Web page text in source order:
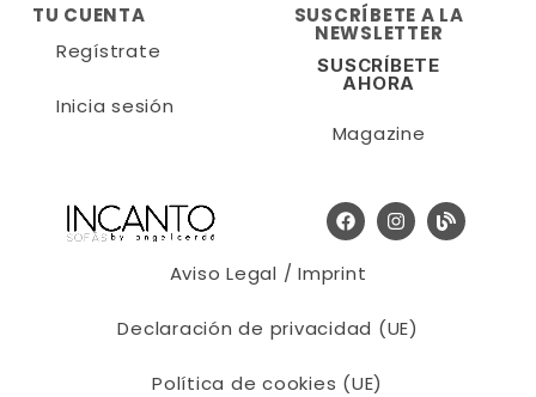
TU CUENTA
Regístrate
Inicia sesión
SUSCRÍBETE A LA
NEWSLETTER
SUSCRÍBETE
AHORA
Magazine
Aviso Legal / Imprint
Declaración de privacidad (UE)
Política de cookies (UE)